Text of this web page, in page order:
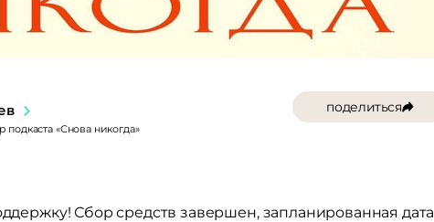
«Снова никогда»
поделиться
Сбор средств завершен, запланированная дата